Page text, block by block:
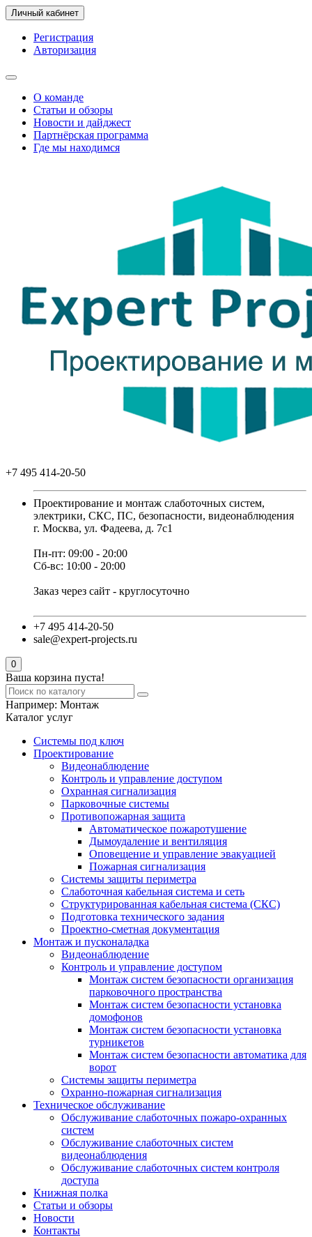
Личный кабинет
Регистрация
Авторизация
О команде
Статьи и обзоры
Новости и дайджест
Партнёрская программа
Где мы находимся
+7 495 414-20-50
Проектирование и монтаж слаботочных систем,
электрики, СКС, ПС, безопасности, видеонаблюдения
г. Москва, ул. Фадеева, д. 7с1
Пн-пт: 09:00 - 20:00
Сб-вс: 10:00 - 20:00
Заказ через сайт - круглосуточно
+7 495 414-20-50
sale@expert-projects.ru
0
Ваша корзина пуста!
Например: Монтаж
Каталог услуг
Системы под ключ
Проектирование
Видеонаблюдение
Контроль и управление доступом
Охранная сигнализация
Парковочные системы
Противопожарная защита
Автоматическое пожаротушение
Дымоудаление и вентиляция
Оповещение и управление эвакуацией
Пожарная сигнализация
Системы защиты периметра
Слаботочная кабельная система и сеть
Структурированная кабельная система (СКС)
Подготовка технического задания
Проектно-сметная документация
Монтаж и пусконаладка
Видеонаблюдение
Контроль и управление доступом
Монтаж систем безопасности организация
парковочного пространства
Монтаж систем безопасности установка
домофонов
Монтаж систем безопасности установка
турникетов
Монтаж систем безопасности автоматика для
ворот
Системы защиты периметра
Охранно-пожарная сигнализация
Техническое обслуживание
Обслуживание слаботочных пожаро-охранных
систем
Обслуживание слаботочных систем
видеонаблюдения
Обслуживание слаботочных систем контроля
доступа
Книжная полка
Статьи и обзоры
Новости
Контакты